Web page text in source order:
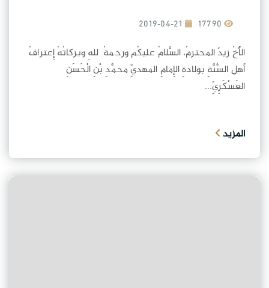
2019-04-21
الأَخُ زيدٌ المحترمُ، السَّلامُ عليكُم ورحمةُ ٱللهِ وبركاتُهُ إِعترافُ
أَهل السُّنَّةِ بولادةِ الإِمامِ المهديِّ محمَّدِ بْنِ الْحَسَنِ
العَسْكَرِيِّ...
المزيد